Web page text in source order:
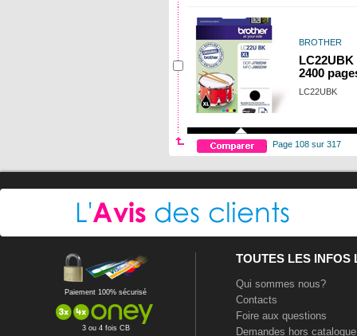
BROTHER
2400
LC22UBK
Page 108 sur 317
Paiement 100% sécurisé
3 ou 4 fois CB
TOUTES LES INFOS
Qui sommes nous?
Contacts
Foire aux questions
Demandes hors catalogue